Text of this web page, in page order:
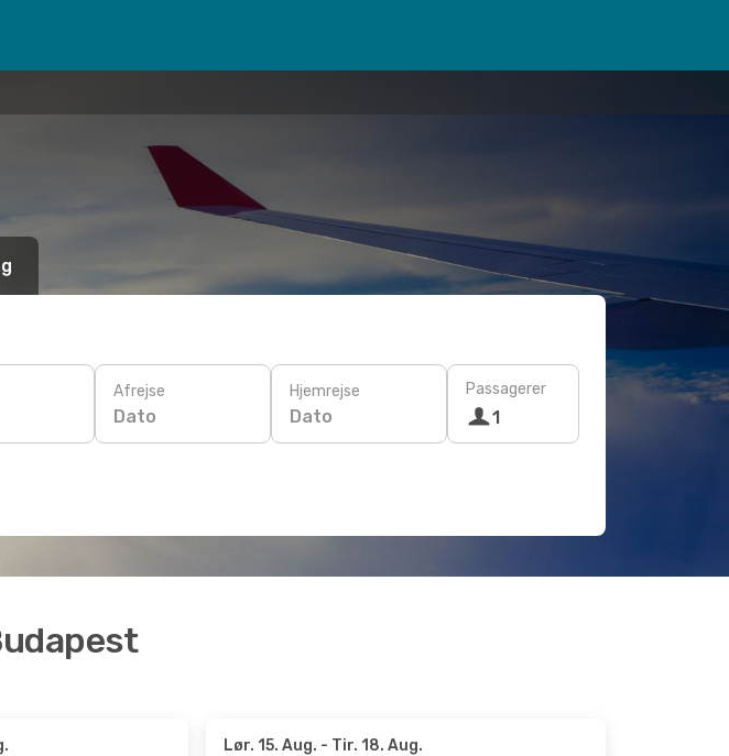
Afrejse
Dato
Hjemrejse
Dato
Passagerer
1
Lør. 15. Aug. - Tir. 18. Aug.